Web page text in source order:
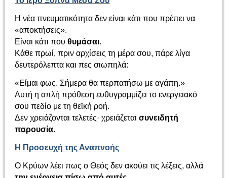
Η νέα πνευματικότητα δεν είναι κάτι που πρέπει να
«αποκτήσεις».
Είναι κάτι πουθυμάσαι.
Κάθε πρωί, πριν αρχίσεις τη μέρα σου, πάρε λίγα
δευτερόλεπτα και πες σιωπηλά:
«Είμαι φως. Σήμερα θα περπατήσω με αγάπη.»
Αυτή η απλή πρόθεση ευθυγραμμίζει το ενεργειακό
σου πεδίο με τη θεϊκή ροή.
Δεν χρειάζονται τελετές· χρειάζεταισυνειδητή
παρουσία.
Η Προσευχή της Αναπνοής
Ο Κρύων λέει πως ο Θεός δεν ακούει τις λέξεις, αλλά